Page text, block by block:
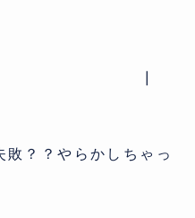
┃
？？やらかしちゃっ